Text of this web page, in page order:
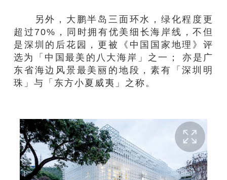
另外，大鹏半岛 三面环水，绿化程度 更
超过70% ， 同时拥有优美细长海岸线 ，不但
是深圳的后花园， 更被《中国国家地理》评
选为「中国最美的八大海岸」之一 ；
亦是广
东省海边风景最美丽的地段，素有「深圳明
珠」与「东方小夏威夷」之称。